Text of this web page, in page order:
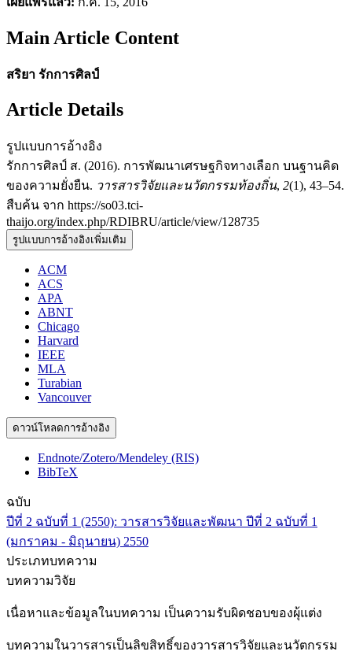
Main Article Content
สริยา รักการศิลป์
Article Details
รูปแบบการอ้างอิง
รักการศิลป์ ส. (2016). การพัฒนาเศรษฐกิจทางเลือก บนฐานคิด
ของความยั่งยืน. วารสารวิจัยและนวัตกรรมท้องถิ่น, 2(1), 43–54.
สืบค้น จาก https://so03.tci-
thaijo.org/index.php/RDIBRU/article/view/128735
รูปแบบการอ้างอิงเพิ่มเติม
ACM
ACS
APA
ABNT
Chicago
Harvard
IEEE
MLA
Turabian
Vancouver
ดาวน์โหลดการอ้างอิง
Endnote/Zotero/Mendeley (RIS)
BibTeX
ฉบับ
ปีที่ 2 ฉบับที่ 1 (2550): วารสารวิจัยและพัฒนา ปีที่ 2 ฉบับที่ 1
(มกราคม - มิถุนายน) 2550
ประเภทบทความ
บทความวิจัย
เนื่อหาและข้อมูลในบทความ เป็นความรับผิดชอบของผุ้แต่ง
บทความในวารสารเป็นลิขสิทธิ์ของวารสารวิจัยและนวัตกรรม